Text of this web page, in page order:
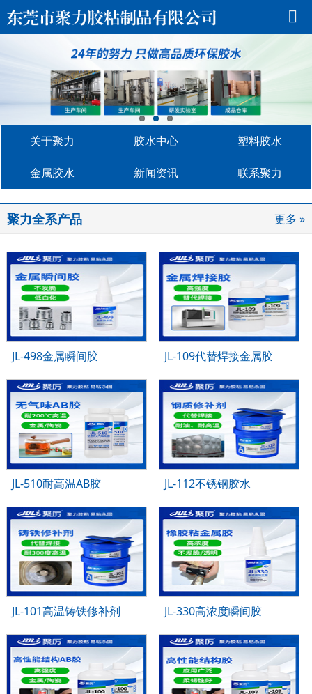
关于聚力 胶水中心 塑料胶水
金属胶水 新闻资讯 联系聚力
聚力全系产品 更多 »
JL-498金属瞬间胶 JL-109代替焊接金属胶
JL-510耐高温AB胶 JL-112不锈钢胶水
JL-101高温铸铁修补剂 JL-330高浓度瞬间胶